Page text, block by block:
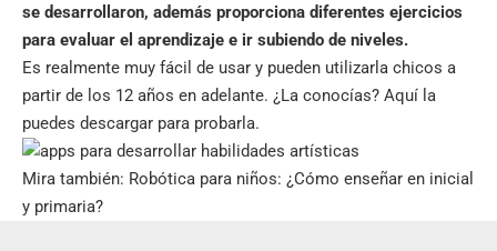
se desarrollaron, además proporciona diferentes ejercicios
para evaluar el aprendizaje e ir subiendo de niveles.
Es realmente muy fácil de usar y pueden utilizarla chicos a
partir de los 12 años en adelante. ¿La conocías? Aquí la
puedes descargar para probarla.
Mira también: Robótica para niños: ¿Cómo enseñar en inicial
y primaria?